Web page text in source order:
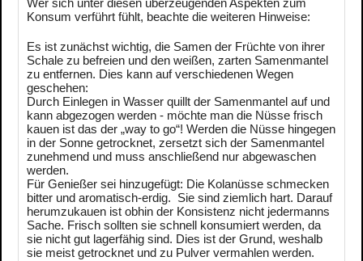
Wer sich unter diesen überzeugenden Aspekten zum
Konsum verführt fühlt, beachte die weiteren Hinweise:
Es ist zunächst wichtig, die Samen der Früchte von ihrer
Schale zu befreien und den weißen, zarten Samenmantel
zu entfernen. Dies kann auf verschiedenen Wegen
geschehen:
Durch Einlegen in Wasser quillt der Samenmantel auf und
kann abgezogen werden - möchte man die Nüsse frisch
kauen ist das der „way to go“! Werden die Nüsse hingegen
in der Sonne getrocknet, zersetzt sich der Samenmantel
zunehmend und muss anschließend nur abgewaschen
werden.
Für Genießer sei hinzugefügt: Die Kolanüsse schmecken
bitter und aromatisch-erdig. Sie sind ziemlich hart. Darauf
herumzukauen ist obhin der Konsistenz nicht jedermanns
Sache. Frisch sollten sie schnell konsumiert werden, da
sie nicht gut lagerfähig sind. Dies ist der Grund, weshalb
sie meist getrocknet und zu Pulver vermahlen werden.